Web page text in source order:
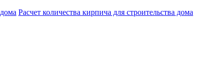
Расчет количества кирпича для строительства дома